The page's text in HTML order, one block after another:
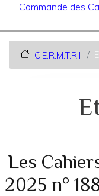
Commande des
C.E.R.M.T.R.I
Les
2025 n°